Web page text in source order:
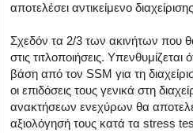
αποτελέσει αντικείμενο
Σχεδόν τα 2/3 των ακινήτων που
στις τιτλοποιήσεις. Υπενθυμίζεται
βάση από τον SSM για τη
οι επιδόσεις τους γενικά στη
ανακτήσεων ενεχύρων θα
αξιολόγησή τους κατά τα stress